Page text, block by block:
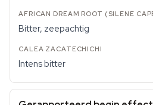
Bitter, zeepachtig
Intens bitter